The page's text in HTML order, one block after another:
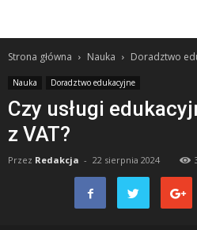
Strona główna Nauka Doradztwo
Nauka Doradztwo edukacyjne
Czy usługi
z VAT?
Przez Redakcja - 22 sierpnia 2024